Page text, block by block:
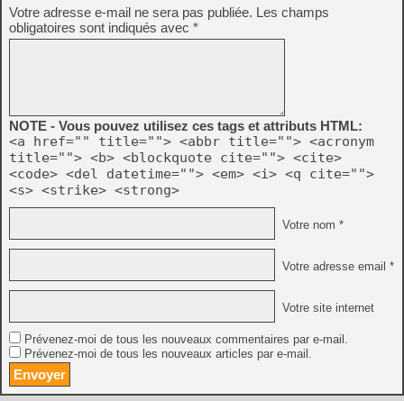
Votre adresse e-mail ne sera pas publiée. Les champs
obligatoires sont indiqués avec *
NOTE - Vous pouvez utilisez ces tags et attributs HTML:
<a href="" title=""> <abbr title=""> <acronym
title=""> <b> <blockquote cite=""> <cite>
<code> <del datetime=""> <em> <i> <q cite="">
<s> <strike> <strong>
Votre nom *
Votre adresse email *
Votre site internet
Prévenez-moi de tous les nouveaux commentaires par e-mail.
Prévenez-moi de tous les nouveaux articles par e-mail.